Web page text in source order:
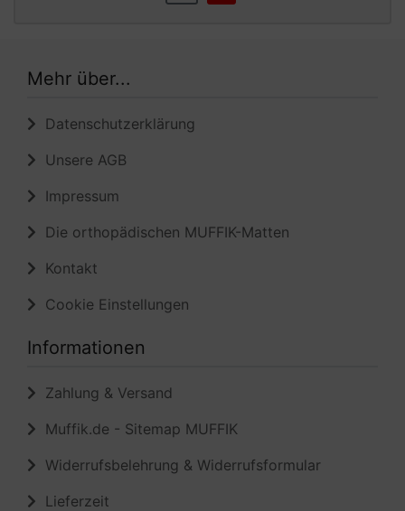
Mehr über...
Datenschutzerklärung
Unsere AGB
Impressum
Die orthopädischen MUFFIK-Matten
Kontakt
Cookie Einstellungen
Informationen
Zahlung & Versand
Muffik.de - Sitemap MUFFIK
Widerrufsbelehrung & Widerrufsformular
Lieferzeit